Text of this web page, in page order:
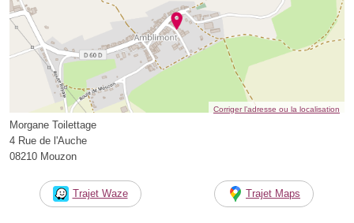
Corriger l’adresse ou la localisation
Morgane Toilettage
4 Rue de l'Auche
08210 Mouzon
Trajet Waze Trajet Maps